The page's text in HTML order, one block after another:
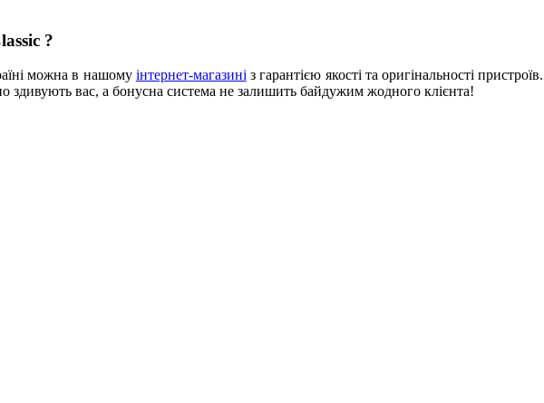
?
можна в нашому інтернет-магазиніз гарантією якості та оригінальності
здивують вас, а бонусна система не залишить байдужим жодного клієнта!